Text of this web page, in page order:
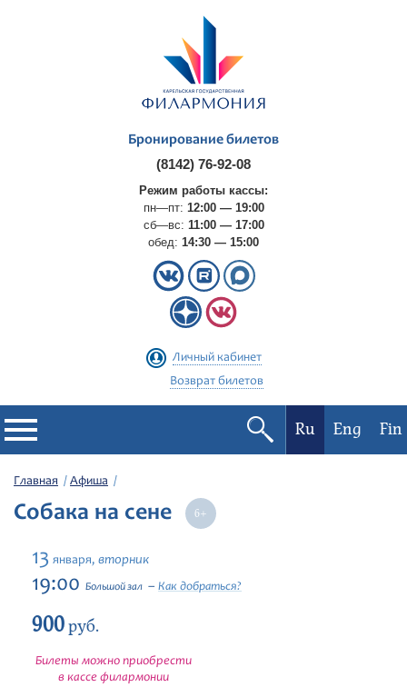
Бронирование билетов
(8142) 76-92-08
Режим работы кассы:
пн—пт: 12:00 — 19:00
сб—вс: 11:00 — 17:00
обед: 14:30 — 15:00
Личный кабинет
Возврат билетов
Филармония
Фестивали
Абонементы
Новости
Ru Eng Fin
Главная Афиша
Собака на сене
13 января, вторник
19:00 Большой зал Как добраться?
900руб.
Билеты можно приобрести
в кассе филармонии